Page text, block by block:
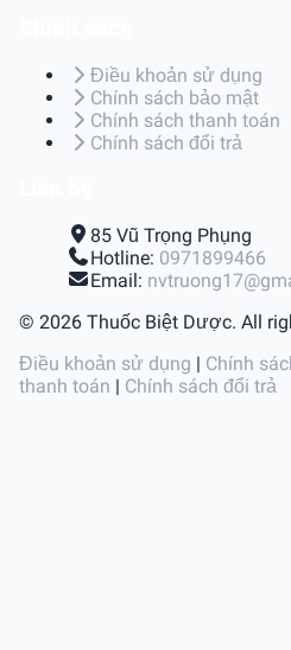
Điều khoản sử dụng
Chính sách bảo mật
Chính sách thanh toán
Chính sách đổi trả
85 Vũ Trọng Phụng
Hotline: 0971899466
Email:
© 2026 Thuốc Biệt Dược. All
Điều khoản sử dụng | Chính
thanh toán | Chính sách đổi trả